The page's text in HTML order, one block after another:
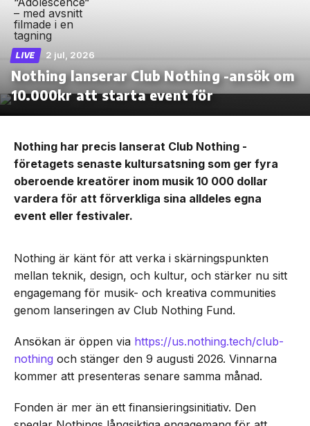
LIVE 2 jul, 2026
Nothing lanserar Club Nothing -ansök om
10.000kr att starta event för
Nothing har precis lanserat Club Nothing -
företagets senaste kultursatsning som ger fyra
oberoende kreatörer inom musik 10 000 dollar
vardera för att förverkliga sina alldeles egna
event eller festivaler.
Nothing är känt för att verka i skärningspunkten
mellan teknik, design, och kultur, och stärker nu sitt
engagemang för musik- och kreativa communities
genom lanseringen av Club Nothing Fund.
Ansökan är öppen via https://us.nothing.tech/club-
nothing och stänger den 9 augusti 2026. Vinnarna
kommer att presenteras senare samma månad.
Fonden är mer än ett finansieringsinitiativ. Den